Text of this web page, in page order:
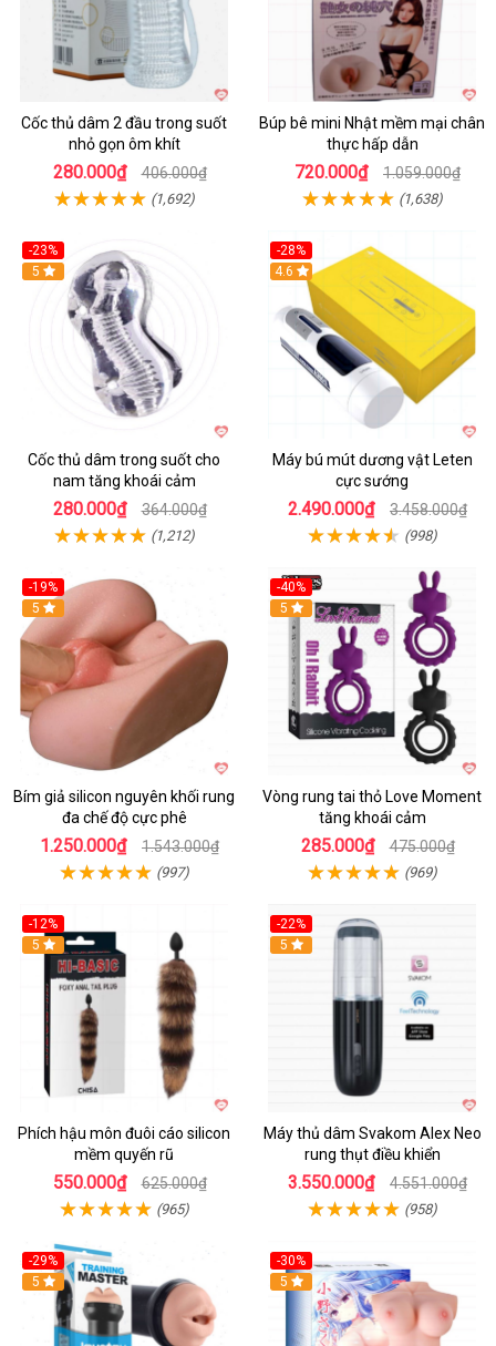
Cốc thủ dâm 2 đầu trong suốt
nhỏ gọn ôm khít
280.000₫ 406.000₫
(1,692)
Búp bê mini Nhật mềm mại chân
thực hấp dẫn
720.000₫ 1.059.000₫
(1,638)
-23%
Hot
5
Cốc thủ dâm trong suốt cho
nam tăng khoái cảm
280.000₫ 364.000₫
(1,212)
-28%
Hot
4.6
Máy bú mút dương vật Leten
cực sướng
2.490.000₫ 3.458.000₫
(998)
-19%
Hot
5
Bím giả silicon nguyên khối rung
đa chế độ cực phê
1.250.000₫ 1.543.000₫
(997)
-40%
5
Vòng rung tai thỏ Love Moment
tăng khoái cảm
285.000₫ 475.000₫
(969)
-12%
Hot
5
Phích hậu môn đuôi cáo silicon
mềm quyến rũ
550.000₫ 625.000₫
(965)
-22%
5
Máy thủ dâm Svakom Alex Neo
rung thụt điều khiển
3.550.000₫ 4.551.000₫
(958)
-29%
Hot
5
-30%
Hot
5